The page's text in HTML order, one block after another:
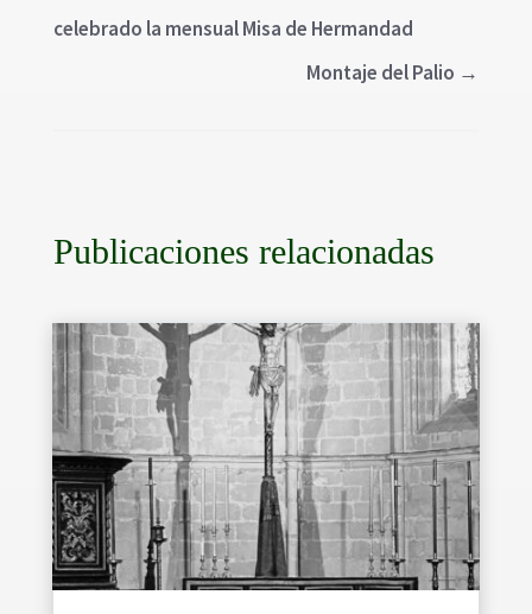
celebrado la mensual Misa de Hermandad
Montaje del Palio →
Publicaciones relacionadas